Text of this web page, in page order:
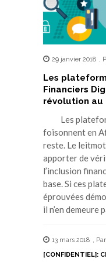
29 janvier 2018 ,
Les
Financiers
révolution au
Les
foisonnent en
reste. Le
apporter de
l’inclusion
base. Si ces
éprouvées
il n’en demeure
13 mars 2018 , Par
[CONFIDENTIEL]: